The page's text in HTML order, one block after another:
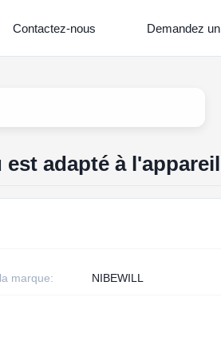
Contactez-nous Demandez
adapté à
marque: NIBEWILL